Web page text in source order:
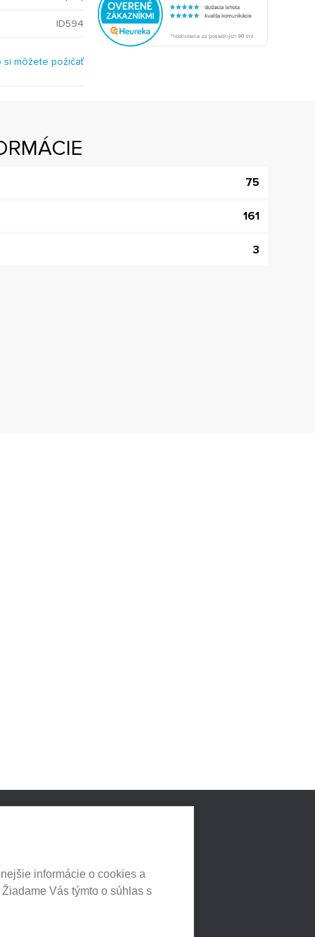
ID594
si môžete požičať
75
161
3
informácie o cookies a
Žiadame Vás týmto o súhlas s